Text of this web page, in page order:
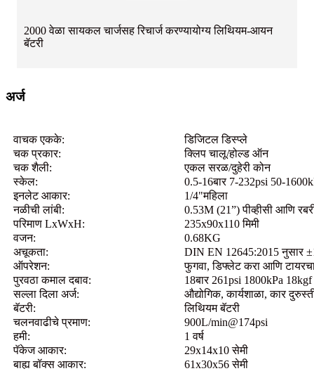
2000 वेळा सायकल चार्जसह रिचार्ज करण्यायोग्य लिथियम-आयन
बॅटरी
अर्ज
वाचक एकके:
डिजिटल डिस्प्ले
चक प्रकार:
क्लिप चालू/होल्ड ऑन
चक शैली:
एकल सरळ/दुहेरी कोन
स्केल:
0.5-16बार 7-232psi 50-
इनलेट आकार:
1/4"महिला
नळीची लांबी:
0.53M (21”) पीव्हीसी आणि
परिमाण LxWxH:
235x90x110 मिमी
वजन:
0.68KG
अचूकता:
DIN EN 12645:2015 नुसार
ऑपरेशन:
फुगवा, डिफ्लेट करा आणि टायरचा
पुरवठा कमाल दबाव:
18बार 261psi 1800kPa 18kgf
सल्ला दिला अर्ज:
औद्योगिक, कार्यशाळा, कार
बॅटरी:
लिथियम बॅटरी
चलनवाढीचे प्रमाण:
900L/min@174psi
हमी:
1 वर्ष
पॅकेज आकार:
29x14x10 सेमी
बाह्य बॉक्स आकार:
61x30x56 सेमी